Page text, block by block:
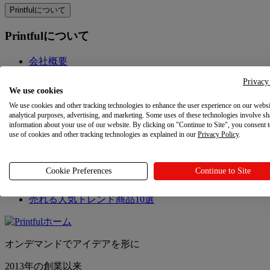
Printfulについて
Printfulについて
会社概要
サステナビリティと社会的責任
「お客様のプライバシーに関する選択肢」
最新情報
最新情報
売れる人気トレンド商品10選
オンデマンドでアイデアを形に
2013年の創業以来
We use cookies
We use cookies and other tracking technologies to enhance the user experience on our
analytical purposes, advertising, and marketing. Some uses of these technologies involve
information about your use of our website. By clicking on "Continue to Site", you consent
use of cookies and other tracking technologies as explained in our Privacy Policy.
Cookie Preferences Continue to Site